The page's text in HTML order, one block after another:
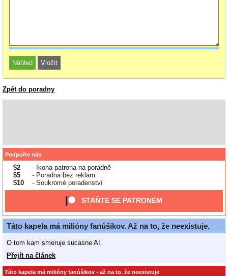
Zpět do poradny
Podpořte nás
$2
- Ikona patrona na poradně
$5
- Poradna bez reklam
$10
- Soukromé poradenství
STAŇTE SE PATRONEM
Táto kapela má milióny fanúšikov. Až na to, že neexistuje.
O tom kam smeruje sucasne AI.
Přejít na článek
Táto kapela má milióny fanúšikov - až na to, že neexistuje